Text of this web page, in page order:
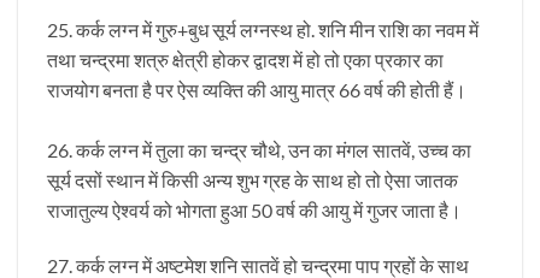
25. कर्क लग्न में गुरु+बुध सूर्य लग्नस्थ हो. शनि मीन राशि का नवम में
तथा चन्द्रमा शत्रु क्षेत्री होकर द्वादश में हो तो एका प्रकार का
राजयोग बनता है पर ऐस व्यक्ति की आयु मात्र 66 वर्ष की होती हैं।
26. कर्क लग्न में तुला का चन्द्र चौथे, उन का मंगल सातवें, उच्च का
सूर्य दसों स्थान में किसी अन्य शुभ ग्रह के साथ हो तो ऐसा जातक
राजातुल्य ऐश्वर्य को भोगता हुआ 50 वर्ष की आयु में गुजर जाता है।
27. कर्क लग्न में अष्टमेश शनि सातवें हो चन्द्रमा पाप ग्रहों के साथ